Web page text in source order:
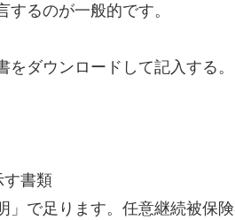
るのが一般的です。
ダウンロードして記入する。
す書類
」で足ります。任意継続被保